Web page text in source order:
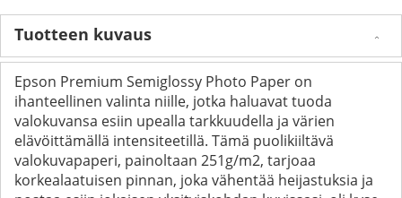
Tuotteen kuvaus
Epson Premium Semiglossy Photo Paper on
ihanteellinen valinta niille, jotka haluavat tuoda
valokuvansa esiin upealla tarkkuudella ja värien
elävöittämällä intensiteetillä. Tämä puolikiiltävä
valokuvapaperi, painoltaan 251g/m2, tarjoaa
korkealaatuisen pinnan, joka vähentää heijastuksia ja